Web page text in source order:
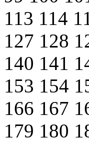
113 114
127 128
140 141
153 154
166 167
179 180